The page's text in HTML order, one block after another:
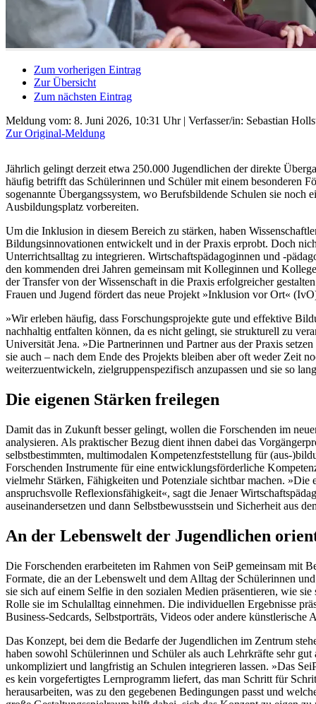
Zum vorherigen Eintrag
Zur Übersicht
Zum nächsten Eintrag
Meldung vom: 8. Juni 2026, 10:31 Uhr| Verfasser/in: Sebastian
Zur Original-Meldung
Jährlich gelingt derzeit etwa 250.000 Jugendlichen der direkte
häufig betrifft das Schülerinnen und Schüler mit einem besonderen
sogenannte Übergangssystem, wo Berufsbildende Schulen sie noch
Ausbildungsplatz vorbereiten.
Um die Inklusion in diesem Bereich zu stärken, haben
Bildungsinnovationen entwickelt und in der Praxis erprobt. Doch
Unterrichtsalltag zu integrieren. Wirtschaftspädagoginnen und -
den kommenden drei Jahren gemeinsam mit Kolleginnen und
der Transfer von der Wissenschaft in die Praxis erfolgreicher
Frauen und Jugend fördert das neue Projekt »Inklusion vor Ort«
»Wir erleben häufig, dass Forschungsprojekte gute und effektive
nachhaltig entfalten können, da es nicht gelingt, sie strukturell zu
Universität Jena. »Die Partnerinnen und Partner aus der Praxis
sie auch – nach dem Ende des Projekts bleiben aber oft weder Zeit
weiterzuentwickeln, zielgruppenspezifisch anzupassen und sie so
Die eigenen Stärken freilegen
Damit das in Zukunft besser gelingt, wollen die Forschenden im
analysieren. Als praktischer Bezug dient ihnen dabei das
selbstbestimmten, multimodalen Kompetenzfeststellung für (aus-
Forschenden Instrumente für eine entwicklungsförderliche
vielmehr Stärken, Fähigkeiten und Potenziale sichtbar machen.
anspruchsvolle Reflexionsfähigkeit«, sagt die Jenaer
auseinandersetzen und dann Selbstbewusstsein und Sicherheit aus
An der Lebenswelt der Jugendlichen
Die Forschenden erarbeiteten im Rahmen von SeiP gemeinsam mit
Formate, die an der Lebenswelt und dem Alltag der Schülerinnen
sie sich auf einem Selfie in den sozialen Medien präsentieren, wie
Rolle sie im Schulalltag einnehmen. Die individuellen Ergebnisse
Business-Sedcards, Selbstporträts, Videos oder andere künstlerische
Das Konzept, bei dem die Bedarfe der Jugendlichen im Zentrum
haben sowohl Schülerinnen und Schüler als auch Lehrkräfte sehr
unkompliziert und langfristig an Schulen integrieren lassen. »Das
es kein vorgefertigtes Lernprogramm liefert, das man Schritt für
herausarbeiten, was zu den gegebenen Bedingungen passt und